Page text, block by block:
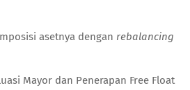
asetnya dengan rebalancing
Mayor dan Penerapan Free Float